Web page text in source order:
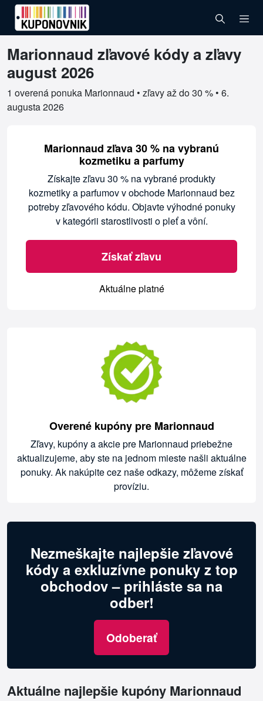
Marionnaud zľavové kódy a zľavy
august 2026
1 overená ponuka Marionnaud • zľavy až do 30 % • 6.
augusta 2026
Overené kupóny pre Marionnaud
Marionnaud zľava 30 % na vybranú
kozmetiku a parfumy
Získajte zľavu 30 % na vybrané produkty
kozmetiky a parfumov v obchode Marionnaud bez
potreby zľavového kódu. Objavte výhodné ponuky
v kategórii starostlivosti o pleť a vôní.
Získať zľavu
Aktuálne platné
Overené kupóny pre Marionnaud
Zľavy, kupóny a akcie pre Marionnaud priebežne
aktualizujeme, aby ste na jednom mieste našli aktuálne
ponuky. Ak nakúpite cez naše odkazy, môžeme získať
províziu.
Nezmeškajte najlepšie zľavové
kódy a exkluzívne ponuky z top
obchodov – prihláste sa na
odber!
Odoberať
Aktuálne najlepšie kupóny Marionnaud